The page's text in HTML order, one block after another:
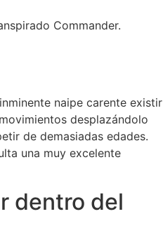
Commander.
naipe carente existir
desplazándolo
de demasiadas edades.
una muy excelente
dentro del